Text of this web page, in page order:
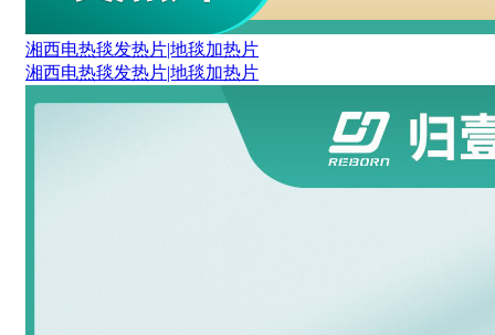
湘西电热毯发热片|地毯加热片
湘西电热毯发热片|地毯加热片